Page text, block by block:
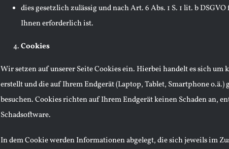
dies gesetzlich zulässig und nach Art. 6 Abs. 1 S. 1 lit. b
Ihnen erforderlich ist.
Cookies
Wir setzen auf unserer Seite Cookies ein. Hierbei handelt es sich
erstellt und die auf Ihrem Endgerät (Laptop, Tablet, Smartphone o.ä.)
besuchen. Cookies richten auf Ihrem Endgerät keinen Schaden an,
Schadsoftware.
In dem Cookie werden Informationen abgelegt, die sich jeweils im